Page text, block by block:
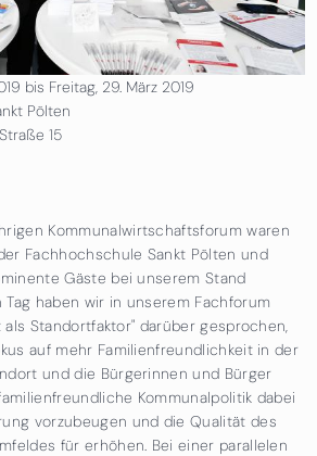
bis Freitag, 29. März 2019
Pölten
15
Kommunalwirtschaftsforum waren
Fachhochschule Sankt Pölten und
Gäste bei unserem Stand
haben wir in unserem Fachforum
Standortfaktor" darüber gesprochen,
auf mehr Familienfreundlichkeit in der
und die Bürgerinnen und Bürger
Kommunalpolitik dabei
vorzubeugen und die Qualität des
für erhöhen. Bei einer parallelen